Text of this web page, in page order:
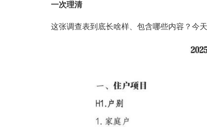
一次理清
这张调查表到底长啥样、包含哪些内容？今